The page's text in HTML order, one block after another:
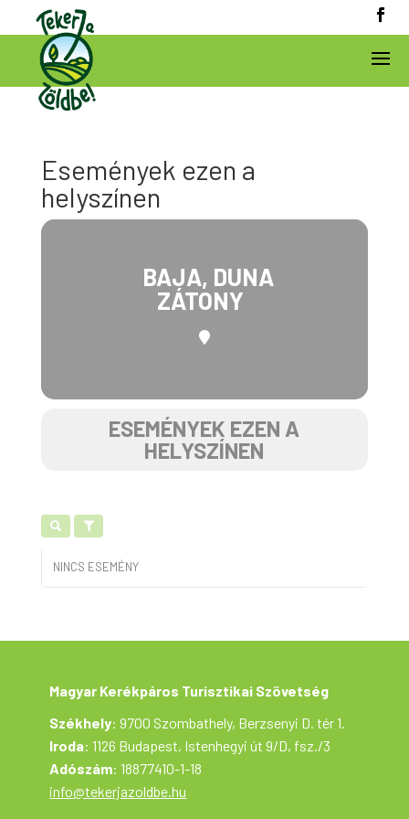
Események ezen a
helyszínen
BAJA, DUNA
ZÁTONY
ESEMÉNYEK EZEN A
HELYSZÍNEN
NINCS ESEMÉNY
Magyar Kerékpáros Turisztikai Szövetség
Székhely: 9700 Szombathely, Berzsenyi D. tér 1.
Iroda: 1126 Budapest, Istenhegyi út 9/D, fsz./3
Adószám: 18877410-1-18
info@tekerjazoldbe.hu